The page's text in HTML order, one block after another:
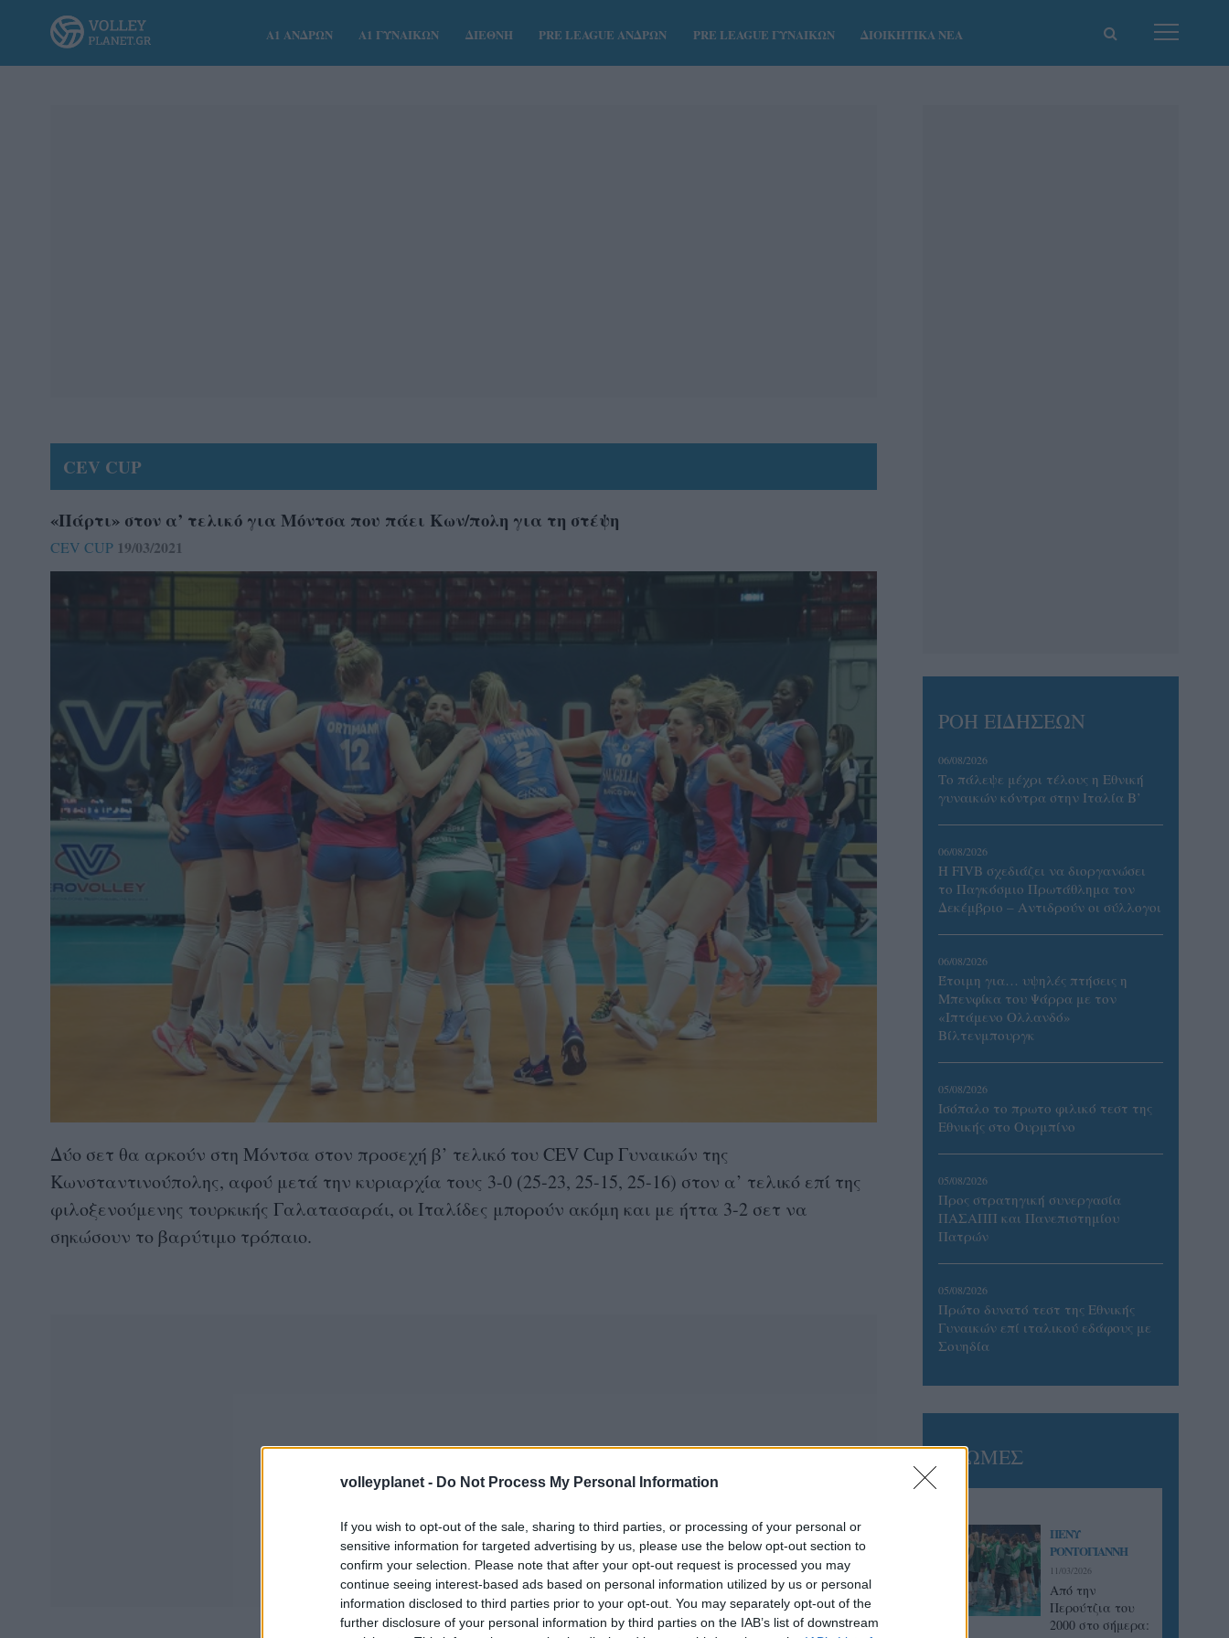
volleyplanet - Do Not Process My Personal Information
If you wish to opt-out of the sale, sharing to third parties, or processing of your personal or
sensitive information for targeted advertising by us, please use the below opt-out section to
confirm your selection. Please note that after your opt-out request is processed you may
continue seeing interest-based ads based on personal information utilized by us or personal
information disclosed to third parties prior to your opt-out. You may separately opt-out of the
further disclosure of your personal information by third parties on the IAB’s list of downstream
Α1 ΑΝΔΡΩΝ Α1 ΓΥΝΑΙΚΩΝ ΔΙΕΘΝΗ PRE LEAGUE ΑΝΔΡΩΝ PRE LEAGUE ΓΥΝΑΙΚΩΝ ΔΙΟΙΚΗΤΙΚΑ ΝΕΑ
CEV CUP
«Πάρτι» στον α’ τελικό για Μόντσα που πάει Κων/πολη για τη στέψη
CEV CUP 19/03/2021
Δύο σετ θα αρκούν στη Μόντσα στον προσεχή β’ τελικό του CEV Cup Γυναικών της
Κωνσταντινούπολης, αφού μετά την κυριαρχία τους 3-0 (25-23, 25-15, 25-16) στον α’ τελικό επί της
φιλοξενούμενης τουρκικής Γαλατασαράι, οι Ιταλίδες μπορούν ακόμη και με ήττα 3-2 σετ να
σηκώσουν το βαρύτιμο τρόπαιο.
ΡΟΗ ΕΙΔΗΣΕΩΝ
06/08/2026
Το πάλεψε μέχρι τέλους η Εθνική
γυναικών κόντρα στην Ιταλία Β’
06/08/2026
Η FIVB σχεδιάζει να διοργανώσει
το Παγκόσμιο Πρωτάθλημα τον
Δεκέμβριο – Αντιδρούν οι σύλλογοι
06/08/2026
Έτοιμη για… υψηλές πτήσεις η
Μπενφίκα του Ψάρρα με τον
«Ιπτάμενο Ολλανδό»
Βίλτενμπουργκ
05/08/2026
Ισόπαλο το πρωτο φιλικό τεστ της
Εθνικής στο Ουρμπίνο
05/08/2026
Προς στρατηγική συνεργασία
ΠΑΣΑΠΠ και Πανεπιστημίου
Πατρών
05/08/2026
Πρώτο δυνατό τεστ της Εθνικής
Γυναικών επί ιταλικού εδάφους με
Σουηδία
ΓΝΩΜΕΣ
ΠΕΝΥ
ΡΟΝΤΟΓΙΑΝΝΗ
11/03/2026
Από την
Περούτζια του
2000 στο σήμερα: